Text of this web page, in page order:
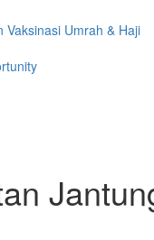
Vaksinasi Umrah & Haji